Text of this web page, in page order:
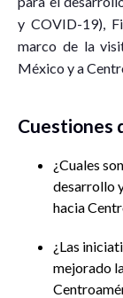
y COVID-19),
marco de la
México y a
Cuestiones
¿Cuales
desarrollo
hacia
¿Las
mejorado